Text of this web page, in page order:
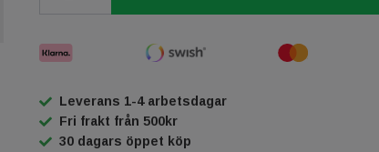
Leverans 1-4 arbetsdagar
Fri frakt från 500kr
30 dagars öppet köp